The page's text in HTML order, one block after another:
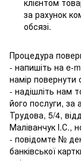
за рахунок
обсязі.
Процедура
- напишіть на e-
намір повернути
- надішліть нам
його послуги,
Трудова, 5/4,
Маліванчук І.С.,
- повідомте №
банківської